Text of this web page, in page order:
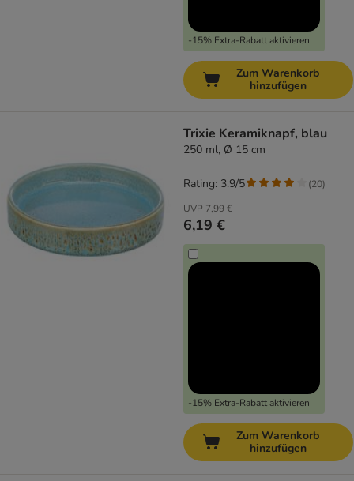
-15% Extra-Rabatt aktivieren
Zum Warenkorb
hinzufügen
Trixie Keramiknapf, blau
250 ml, Ø 15 cm
UVP 7,99 €
6,19 €
-15% Extra-Rabatt aktivieren
Rating: 3.9/5 (20)
Zum Warenkorb
hinzufügen